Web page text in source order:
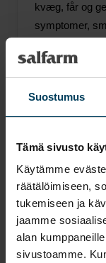
Suostumus
Tämä sivusto
Käytämme
räätälöimiseen,
tukemiseen ja
jaamme
alan
sivustoamme.
kvæg, får og
symptomer,